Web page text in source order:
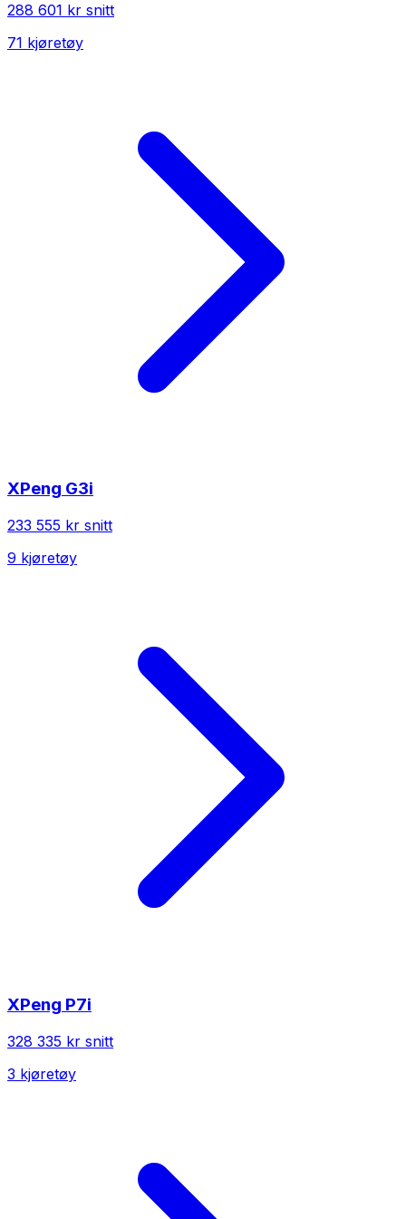
288 601 kr snitt
71 kjøretøy
XPeng G3i
233 555 kr snitt
9 kjøretøy
XPeng P7i
328 335 kr snitt
3 kjøretøy